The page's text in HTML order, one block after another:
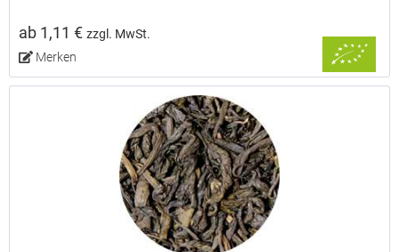
ab 1,11 €zzgl. MwSt.
Merken